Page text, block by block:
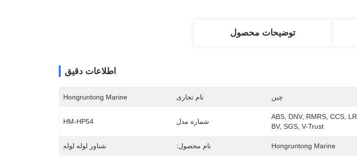
توضیحات محصول
اطلاعات دقیق
چین نام تجاری Hongruntong Marine
ABS, DNV, RMRS, CCS, LR,
BV, SGS, V-Trust
شماره مدل HM-HP54
Hongruntong Marine نام محصول: شناور لوله لوله